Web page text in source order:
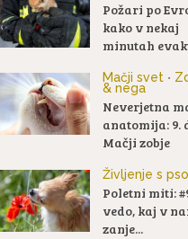
Požari po
kako v nekaj
minutah
Mačji svet •
& nega
Neverjetna
anatomija: 9.
Mačji zobje
Življenje s
Poletni miti:
vedo, kaj v
zanje...